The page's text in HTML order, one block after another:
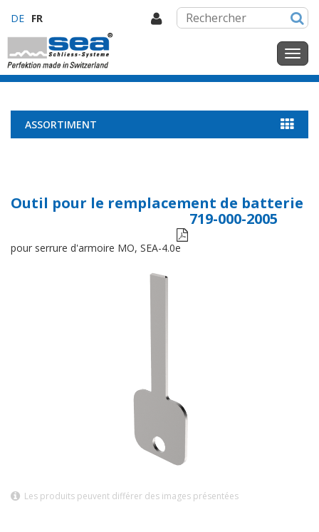
DE FR
ASSORTIMENT
Outil pour le remplacement de batterie
719-000-2005

pour serrure d'armoire MO, SEA-4.0e
Les produits peuvent différer des images présentées